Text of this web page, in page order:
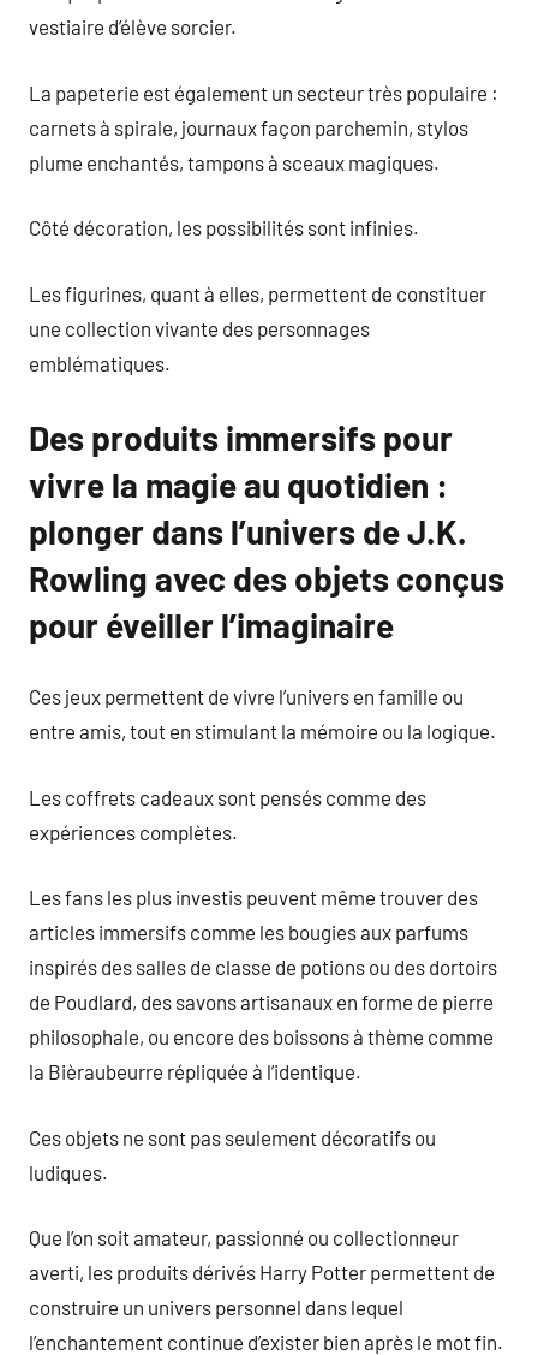
vestiaire d’élève sorcier.
La papeterie est également un secteur très populaire :
carnets à spirale, journaux façon parchemin, stylos
plume enchantés, tampons à sceaux magiques.
Côté décoration, les possibilités sont infinies.
Les figurines, quant à elles, permettent de constituer
une collection vivante des personnages
emblématiques.
Des produits immersifs pour
vivre la magie au quotidien :
plonger dans l’univers de J.K.
Rowling avec des objets conçus
pour éveiller l’imaginaire
Ces jeux permettent de vivre l’univers en famille ou
entre amis, tout en stimulant la mémoire ou la logique.
Les coffrets cadeaux sont pensés comme des
expériences complètes.
Les fans les plus investis peuvent même trouver des
articles immersifs comme les bougies aux parfums
inspirés des salles de classe de potions ou des dortoirs
de Poudlard, des savons artisanaux en forme de pierre
philosophale, ou encore des boissons à thème comme
la Bièraubeurre répliquée à l’identique.
Ces objets ne sont pas seulement décoratifs ou
ludiques.
Que l’on soit amateur, passionné ou collectionneur
averti, les produits dérivés Harry Potter permettent de
construire un univers personnel dans lequel
l’enchantement continue d’exister bien après le mot fin.